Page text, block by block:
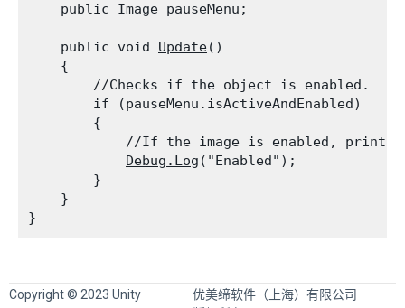
    public Image pauseMenu;
    public void
Update()
    {
        //Checks if the object is enabled.
        if (pauseMenu.isActiveAndEnabled)
        {
//If the image is enabled, print
Debug.Log ("Enabled");
        }
    }
Copyright © 2023 Unity
优美缔软件（上海）有限公司